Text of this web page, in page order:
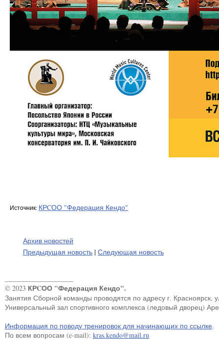
Источник: КРCОО "Федерация Кендо"
Архив новостей
Предыдущая новость | Следующая новость
© 2023 КРCОО "Федерация Кендо".
Занятия Сборной команды проводятся по адресу г. Красноярск,
Универсальный зал спортивного комплекса (ледовый дворец)
Информация по поводу тренировок для начинающих по ссылке.
По всем вопросам (e-mail): kras.kendo@mail.ru